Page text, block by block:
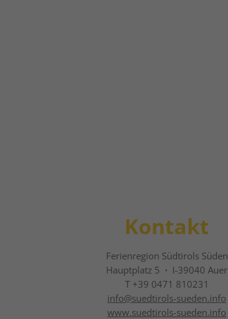
Kontakt
Ferienregion Südtirols Süden
Hauptplatz 5 · I-39040 Auer
T +39 0471 810231
info@suedtirols-sueden.info
www.suedtirols-sueden.info